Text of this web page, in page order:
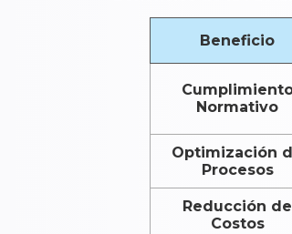
Beneficio
Normativo
Optimización
Procesos
Reducción de
Costos